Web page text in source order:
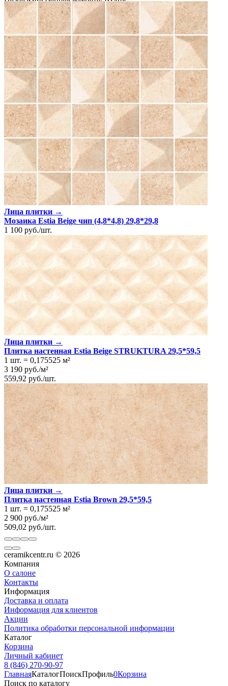
Материал Керамика
ПоверхностьГлянцевая/Полированная, Рельефная
Цвет
Коричневый
Имитация поверхностиКамень
Лица плитки →
Мозаика Estia Beige чип (4,8*4,8) 29,8*29,8
1 100 руб./шт.
Лица плитки →
Плитка настенная Estia Beige STRUKTURA 29,5*59,5
1 шт. = 0,175525 м²
3 190 руб./м²
559,92 руб./шт.
Лица плитки →
Плитка настенная Estia Brown 29,5*59,5
1 шт. = 0,175525 м²
2 900 руб./м²
509,02 руб./шт.
ceramikcentr.ru © 2026
Компания
О салоне
Контакты
Информация
Доставка и оплата
Информация для клиентов
Акции
Политика обработки персональной информации
Каталог
Корзина
Личный кабинет
8 (846) 270-90-97
ГлавнаяКаталогПоискПрофиль0Корзина
Поиск по каталогу